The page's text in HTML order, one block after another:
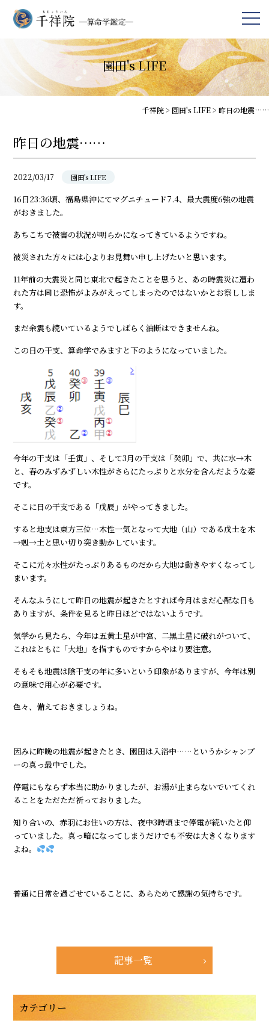
園田's LIFE
千祥院> 園田's LIFE> 昨日の地震……
昨日の地震……
2022/03/17 園田's LIFE
16日23:36頃、福島県沖にてマグニチュード7.4、最大震度6強の地震
がおきました。
あちこちで被害の状況が明らかになってきているようですね。
被災された方々には心よりお見舞い申し上げたいと思います。
11年前の大震災と同じ東北で起きたことを思うと、あの時震災に遭わ
れた方は同じ恐怖がよみがえってしまったのではないかとお察ししま
す。
まだ余震も続いているようでしばらく油断はできませんね。
この日の干支、算命学でみますと下のようになっていました。
今年の干支は「壬寅」、そして3月の干支は「癸卯」で、共に水→木
と、春のみずみずしい木性がさらにたっぷりと水分を含んだような姿
です。
そこに日の干支である「戊辰」がやってきました。
すると地支は東方三位…木性一気となって大地（山）である戊土を木
→剋→土と思い切り突き動かしています。
そこに元々水性がたっぷりあるものだから大地は動きやすくなってし
まいます。
そんなふうにして昨日の地震が起きたとすれば今月はまだ心配な日も
ありますが、条件を見ると昨日ほどではないようです。
気学から見たら、今年は五黄土星が中宮、二黒土星に破れがついて、
これはともに「大地」を指すものですからやはり要注意。
そもそも地震は陰干支の年に多いという印象がありますが、今年は別
の意味で用心が必要です。
色々、備えておきましょうね。
因みに昨晩の地震が起きたとき、園田は入浴中……というかシャンプ
ーの真っ最中でした。
停電にもならず本当に助かりましたが、お湯が止まらないでいてくれ
ることをただただ祈っておりました。
知り合いの、赤羽にお住いの方は、夜中3時頃まで停電が続いたと仰
っていました。真っ暗になってしまうだけでも不安は大きくなります
よね。
普通に日常を過ごせていることに、あらためて感謝の気持ちです。
記事一覧
カテゴリー